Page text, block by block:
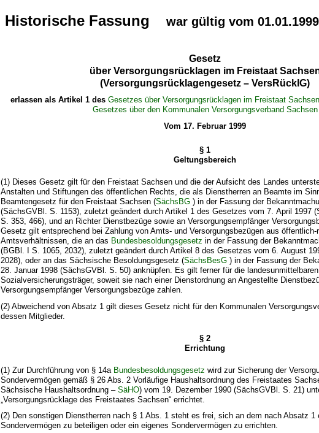
Historische Fassung war gültig vom
Gesetz
über Versorgungsrücklagen im Freistaat
(Versorgungsrücklagengesetz – VersRücklG)
erlassen als Artikel 1 des Gesetzes über Versorgungsrücklagen im Freistaat
Gesetzes über den Kommunalen Versorgungsverband Sachsen
Vom 17. Februar 1999
§ 1
Geltungsbereich
(1) Dieses Gesetz gilt für den Freistaat Sachsen und die der Aufsicht des Landes
Anstalten und Stiftungen des öffentlichen Rechts, die als Dienstherren an Beamte im
Beamtengesetz für den Freistaat Sachsen (SächsBG ) in der Fassung der
(SächsGVBl. S. 1153), zuletzt geändert durch Artikel 1 des Gesetzes vom 7. April 1997
S. 353, 466), und an Richter Dienstbezüge sowie an Versorgungsempfänger
Gesetz gilt entsprechend bei Zahlung von Amts- und Versorgungsbezügen aus öffentlich-
Amtsverhältnissen, die an das Bundesbesoldungsgesetz in der Fassung der
(BGBl. I S. 1065, 2032), zuletzt geändert durch Artikel 8 des Gesetzes vom 6. August
2028), oder an das Sächsische Besoldungsgesetz (SächsBesG ) in der Fassung der
28. Januar 1998 (SächsGVBl. S. 50) anknüpfen. Es gilt ferner für die landesunmittelbaren
Sozialversicherungsträger, soweit sie nach einer Dienstordnung an Angestellte
Versorgungsempfänger Versorgungsbezüge zahlen.
(2) Abweichend von Absatz 1 gilt dieses Gesetz nicht für den Kommunalen
dessen Mitglieder.
§ 2
Errichtung
(1) Zur Durchführung von § 14a Bundesbesoldungsgesetz wird zur Sicherung der
Sondervermögen gemäß § 26 Abs. 2 Vorläufige Haushaltsordnung des Freistaates
Sächsische Haushaltsordnung –SäHO) vom 19. Dezember 1990 (SächsGVBl. S. 21)
„Versorgungsrücklage des Freistaates Sachsen“ errichtet.
(2) Den sonstigen Dienstherren nach § 1 Abs. 1 steht es frei, sich an dem nach Absatz 1
Sondervermögen zu beteiligen oder ein eigenes Sondervermögen zu errichten.